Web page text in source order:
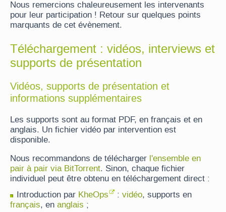
Nous remercions chaleureusement les intervenants
pour leur participation ! Retour sur quelques points
marquants de cet évènement.
Téléchargement : vidéos, interviews et
supports de présentation
Vidéos, supports de présentation et
informations supplémentaires
Les supports sont au format PDF, en français et en
anglais. Un fichier vidéo par intervention est
disponible.
Nous recommandons de télécharger l'ensemble en
pair à pair via BitTorrent. Sinon, chaque fichier
individuel peut être obtenu en téléchargement direct :
Introduction par KheOps : vidéo, supports en
français, en anglais ;